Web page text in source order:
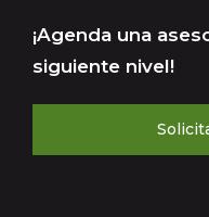
¡Agenda una
siguiente nivel!